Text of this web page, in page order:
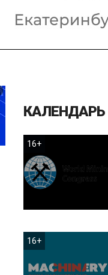
КАЛЕНДАРЬ
16+
16+